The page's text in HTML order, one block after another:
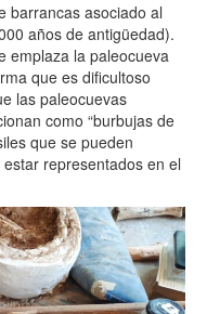
barrancas asociado al
años de antigüedad).
emplaza la paleocueva
que es dificultoso
las paleocuevas
como “burbujas de
que se pueden
representados en el